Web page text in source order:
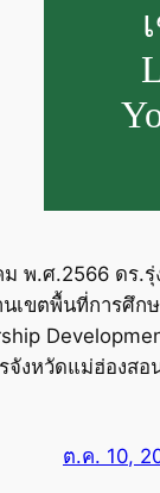
พ.ศ.2566 ดร.
นเขตพื้นที่การศึก
จังหวัดแม่ฮ่องส
ต.ค. 10,